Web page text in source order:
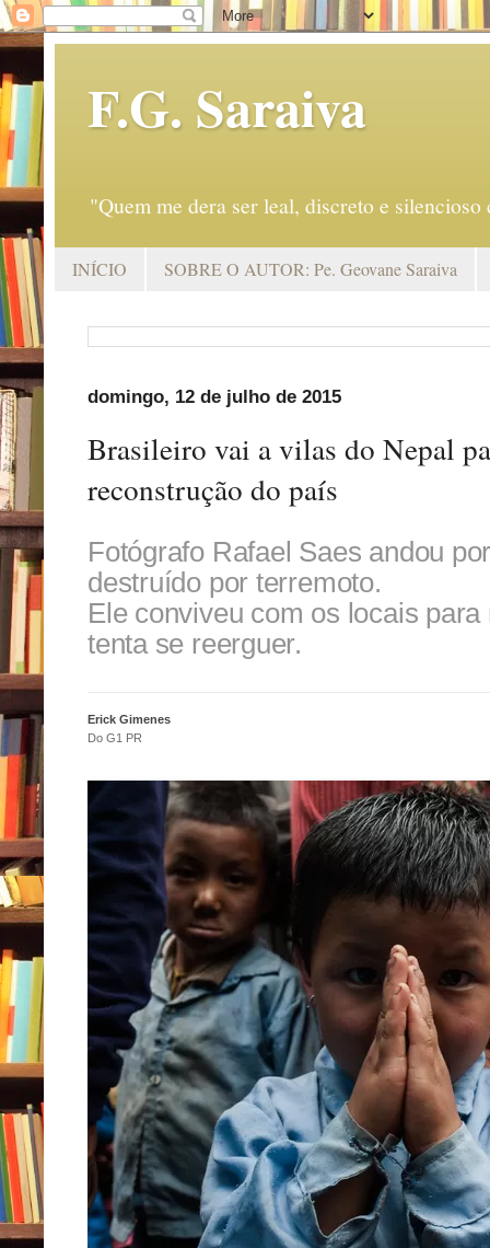
F.G. Saraiva
"Quem me dera ser leal, discreto e
INÍCIO SOBRE O AUTOR: Pe. Geovane Saraiva
domingo, 12 de julho de 2015
Brasileiro vai a vilas do Nepal
reconstrução do país
Fotógrafo Rafael Saes andou
destruído por terremoto.
Ele conviveu com os locais
tenta se reerguer.
Erick Gimenes
Do G1 PR